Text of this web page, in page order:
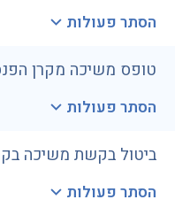
הסתר פעולות
טופס משיכה מקרן
הסתר פעולות
ביטול בקשת משיכה
הסתר פעולות